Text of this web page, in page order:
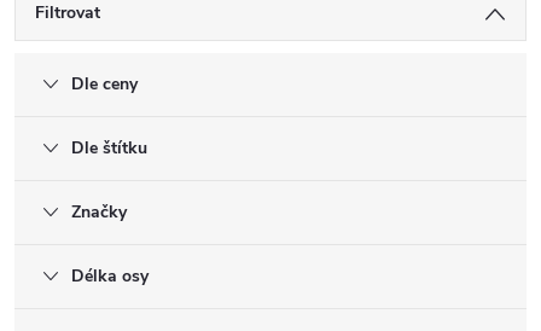
Filtrovat
Dle ceny
Dle štítku
Značky
Délka osy